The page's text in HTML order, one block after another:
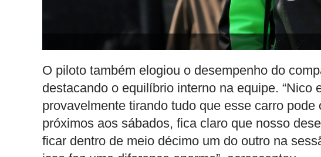
O piloto também elogiou o desempenho do
destacando o equilíbrio interno na equipe. “Nico
provavelmente tirando tudo que esse carro
próximos aos sábados, fica claro que nosso
ficar dentro de meio décimo um do outro na